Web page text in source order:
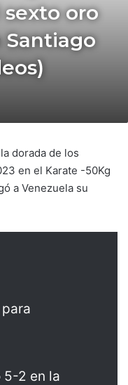
sexto oro
Santiago
dorada de los
en el Karate -50Kg
a Venezuela su
para
5-2 en la